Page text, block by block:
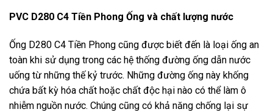
PVC D280 C4 Tiền Phong Ống và chất lượng nước
Ống D280 C4 Tiền Phong cũng được biết đến là loại ống an
toàn khi sử dụng trong các hệ thống đường ống dẫn nước
uống từ những thế kỷ trước. Những đường ống này khống
chứa bất kỳ hóa chất hoặc chất độc hại nào có thể làm ô
nhiễm nguồn nước. Chúng cũng có khả năng chống lại sự